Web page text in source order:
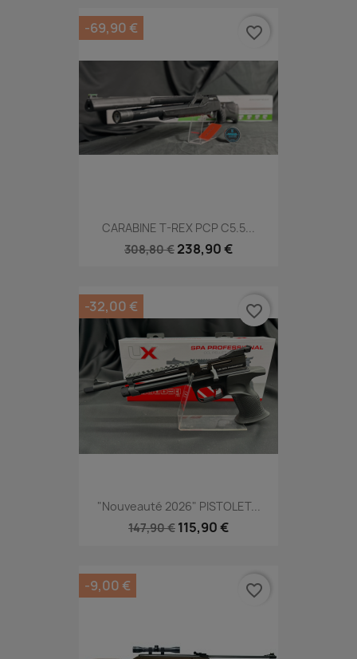
CARABINE T-REX PCP C5.5...
308,80 € 238,90 €
-69,90 € favorite_border
"Nouveauté 2026" PISTOLET...
147,90 € 115,90 €
-32,00 € favorite_border
-9,00 € favorite_border